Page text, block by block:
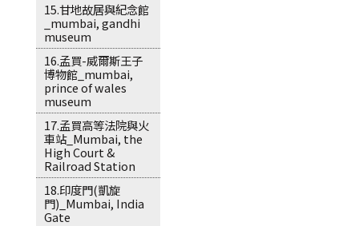
15.甘地故居與紀念館
_mumbai, gandhi
museum
16.孟買-威爾斯王子
博物館_mumbai,
prince of wales
museum
17.孟買高等法院與火
車站_Mumbai, the
High Court &
Railroad Station
18.印度門(凱旋
門)_Mumbai, India
Gate